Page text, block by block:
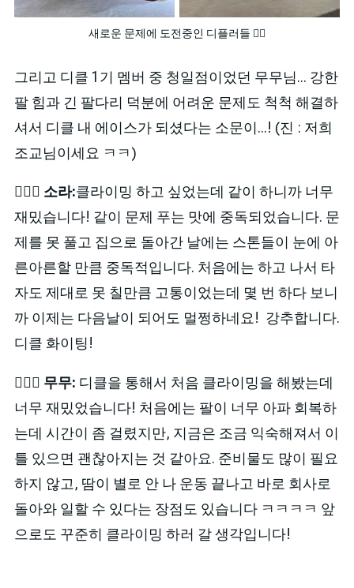
새로운 문제에 도전중인 디플러들 🧗‍♂️
그리고 디클 1기 멤버 중 청일점이었던 무무님... 강한
팔 힘과 긴 팔다리 덕분에 어려운 문제도 척척 해결하
셔서 디클 내 에이스가 되셨다는 소문이...! (진 : 저희
조교님이세요 ㅋㅋ)
🙋🏻‍♀️ 소라:클라이밍 하고 싶었는데 같이 하니까 너무
재밌습니다! 같이 문제 푸는 맛에 중독되었습니다. 문
제를 못 풀고 집으로 돌아간 날에는 스톤들이 눈에 아
른아른할 만큼 중독적입니다. 처음에는 하고 나서 타
자도 제대로 못 칠만큼 고통이었는데 몇 번 하다 보니
까 이제는 다음날이 되어도 멀쩡하네요! 강추합니다.
디클 화이팅!
🙋🏻‍♂️ 무무: 디클을 통해서 처음 클라이밍을 해봤는데
너무 재밌었습니다! 처음에는 팔이 너무 아파 회복하
는데 시간이 좀 걸렸지만, 지금은 조금 익숙해져서 이
틀 있으면 괜찮아지는 것 같아요. 준비물도 많이 필요
하지 않고, 땀이 별로 안 나 운동 끝나고 바로 회사로
돌아와 일할 수 있다는 장점도 있습니다 ㅋㅋㅋㅋ 앞
으로도 꾸준히 클라이밍 하러 갈 생각입니다!